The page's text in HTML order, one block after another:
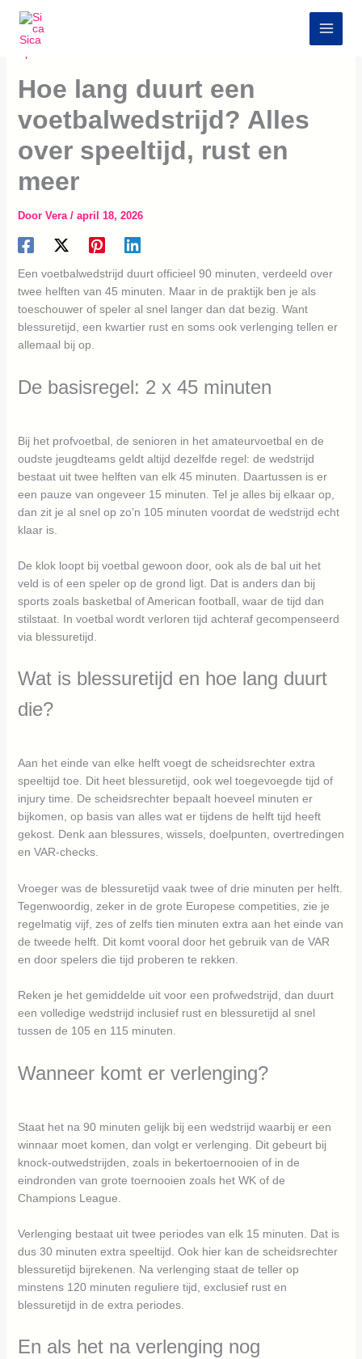
naar
inhoud
Hoe lang duurt een
voetbalwedstrijd? Alles
over speeltijd, rust en
meer
Door Vera / april 18, 2026
Een voetbalwedstrijd duurt officieel 90 minuten, verdeeld over
twee helften van 45 minuten. Maar in de praktijk ben je als
toeschouwer of speler al snel langer dan dat bezig. Want
blessuretijd, een kwartier rust en soms ook verlenging tellen er
allemaal bij op.
De basisregel: 2 x 45 minuten
Bij het profvoetbal, de senioren in het amateurvoetbal en de
oudste jeugdteams geldt altijd dezelfde regel: de wedstrijd
bestaat uit twee helften van elk 45 minuten. Daartussen is er
een pauze van ongeveer 15 minuten. Tel je alles bij elkaar op,
dan zit je al snel op zo’n 105 minuten voordat de wedstrijd echt
klaar is.
De klok loopt bij voetbal gewoon door, ook als de bal uit het
veld is of een speler op de grond ligt. Dat is anders dan bij
sports zoals basketbal of American football, waar de tijd dan
stilstaat. In voetbal wordt verloren tijd achteraf gecompenseerd
via blessuretijd.
Wat is blessuretijd en hoe lang duurt
die?
Aan het einde van elke helft voegt de scheidsrechter extra
speeltijd toe. Dit heet blessuretijd, ook wel toegevoegde tijd of
injury time. De scheidsrechter bepaalt hoeveel minuten er
bijkomen, op basis van alles wat er tijdens de helft tijd heeft
gekost. Denk aan blessures, wissels, doelpunten, overtredingen
en VAR-checks.
Vroeger was de blessuretijd vaak twee of drie minuten per helft.
Tegenwoordig, zeker in de grote Europese competities, zie je
regelmatig vijf, zes of zelfs tien minuten extra aan het einde van
de tweede helft. Dit komt vooral door het gebruik van de VAR
en door spelers die tijd proberen te rekken.
Reken je het gemiddelde uit voor een profwedstrijd, dan duurt
een volledige wedstrijd inclusief rust en blessuretijd al snel
tussen de 105 en 115 minuten.
Wanneer komt er verlenging?
Staat het na 90 minuten gelijk bij een wedstrijd waarbij er een
winnaar moet komen, dan volgt er verlenging. Dit gebeurt bij
knock-outwedstrijden, zoals in bekertoernooien of in de
eindronden van grote toernooien zoals het WK of de
Champions League.
Verlenging bestaat uit twee periodes van elk 15 minuten. Dat is
dus 30 minuten extra speeltijd. Ook hier kan de scheidsrechter
blessuretijd bijrekenen. Na verlenging staat de teller op
minstens 120 minuten reguliere tijd, exclusief rust en
blessuretijd in de extra periodes.
En als het na verlenging nog
o
e
n